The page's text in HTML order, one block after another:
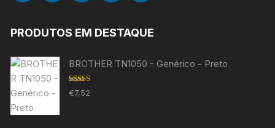
PRODUTOS EM DESTAQUE
BROTHER TN1050 - Genérico - Preto
Avaliação
5.00de 5
€7,52